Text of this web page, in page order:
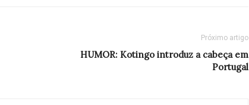
Próximo artigo
HUMOR: Kotingo introduz a cabeça em
Portugal